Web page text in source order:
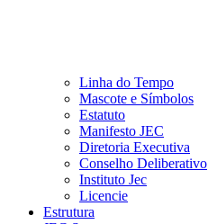
Linha do Tempo
Mascote e Símbolos
Estatuto
Manifesto JEC
Diretoria Executiva
Conselho Deliberativo
Instituto Jec
Licencie
Estrutura